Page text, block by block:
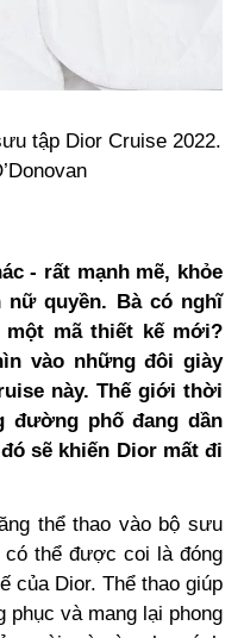
tập Dior Cruise 2022.
- rất mạnh mẽ, khỏe
nữ quyền. Bà có nghĩ
một mã thiết kế mới?
vào những đôi giày
này. Thế giới thời
đường phố đang dần
sẽ khiến Dior mất đi
thể thao vào bộ sưu
thể được coi là đóng
của Dior. Thể thao giúp
phục và mang lại phong